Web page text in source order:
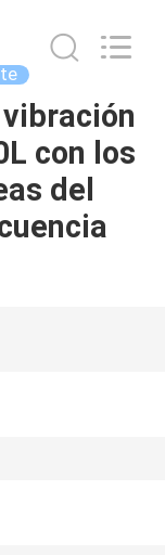
con los
del